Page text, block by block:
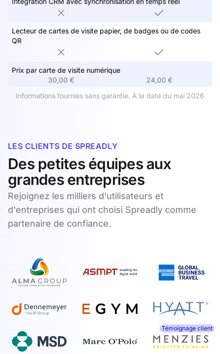
Lecteur de cartes de visite papier, de badges ou de codes
QR
Prix par carte de visite numérique
30,00 €
24,00 €
Informations fournies sans garantie. À la date du mai 2026
LES CLIENTS DE SPREADLY
Des petites équipes aux
grandes entreprises
Rejoignez les milliers d'utilisateurs et
d'entreprises qui ont choisi Spreadly comme
partenaire de confiance.
Témoignage client